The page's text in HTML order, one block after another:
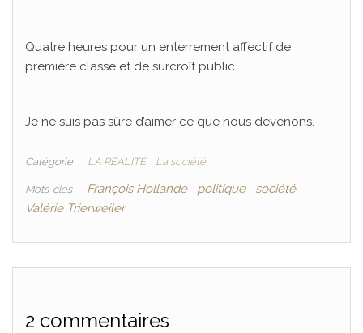
Quatre heures pour un enterrement affectif de
première classe et de surcroît public.
Je ne suis pas sûre d’aimer ce que nous devenons.
Catégorie LA RÉALITÉ La société
Mots-clés François Hollande politique
société
Valérie Trierweiler
2 commentaires